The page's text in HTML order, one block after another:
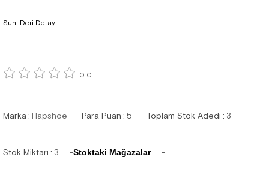
Suni Deri Detaylı
0.0
Marka : Hapshoe Para Puan : 5 Toplam Stok Adedi : 3
Stok Miktarı : 3 Stoktaki Mağazalar